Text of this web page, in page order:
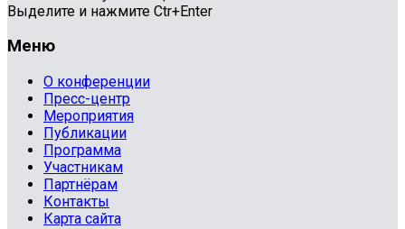
Выделите и нажмите Ctr+Enter
Меню
О конференции
Пресс-центр
Мероприятия
Публикации
Программа
Участникам
Партнёрам
Контакты
Карта сайта